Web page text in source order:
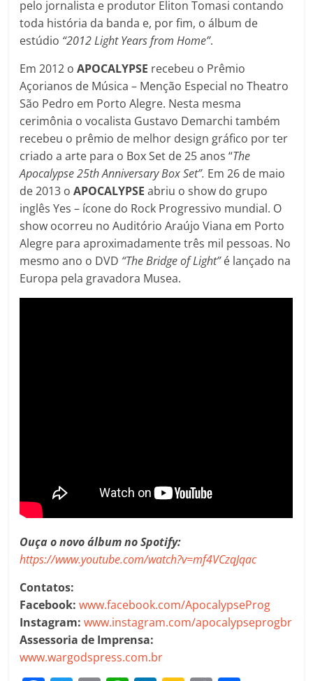
pelo jornalista e produtor Eliton Tomasi contando
toda história da banda e, por fim, o álbum de
estúdio “2012 Light Years from Home”.
Em 2012 oAPOCALYPSE recebeu o Prêmio
Açorianos de Música – Menção Especial no Theatro
São Pedro em Porto Alegre. Nesta mesma
cerimônia o vocalista Gustavo Demarchi também
recebeu o prêmio de melhor design gráfico por ter
criado a arte para o Box Set de 25 anos “The
Apocalypse 25th Anniversary Box Set”. Em 26 de maio
de 2013 oAPOCALYPSE abriu o show do grupo
inglês Yes – ícone do Rock Progressivo mundial. O
show ocorreu no Auditório Araújo Viana em Porto
Alegre para aproximadamente três mil pessoas. No
mesmo ano o DVD “The Bridge of Light”é lançado na
Europa pela gravadora Musea.
Ouça o novo álbum no Spotify:
https://www.youtube.com/watch?v=mf4VCzqJqac
Contatos:
Facebook:www.facebook.com/ApocalypseProg
Instagram: www.instagram.com/apocalypseprogbr
Assessoria de Imprensa:
www.wargodspress.com.br